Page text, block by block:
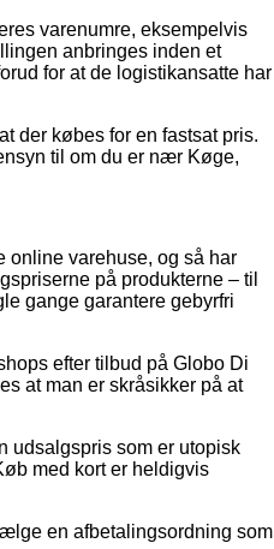
varenumre, eksempelvis
anbringes inden et
for at de logistikansatte har
der købes for en fastsat pris.
til om du er nær Køge,
online varehuse, og så har
på produkterne – til
gange garantere gebyrfri
efter tilbud på Globo Di
at man er skråsikker på at
udsalgspris som er utopisk
med kort er heldigvis
en afbetalingsordning som